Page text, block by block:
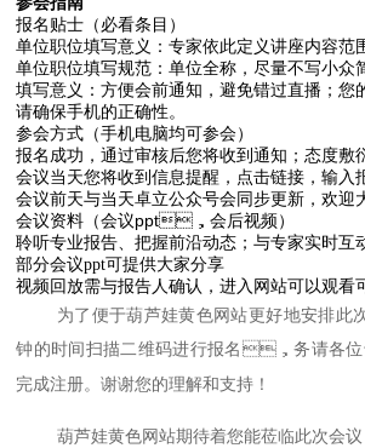
报名贴士（必看条目）
单位职位填写意义：专家依此定义讲座内容范围
单位职位填写规范：单位全称，尽量不写小众简
填写意义：方便会前通知，避免错过直播；您
请确保手机的正确性。
参会方式（手机电脑均可参会）
报名成功，通过审核后您将收到通知；态度敷
会议当天您将收到信息提醒，点击链接，输入
会议前天与当天卓立公众号会同步更新，欢迎大家
会议资料（会议ppt，会后视频）
聆听专业报告、把握前沿动态；与专家实时互动
部分会议ppt可提供大家分享
视频回放需与报告人确认，进入网站可以观看
为了便于葫芦娃黄色网站更好地安排此次
钟的时间扫描二维码进行报名 ，务请各位
完成注册。谢谢您的理解和支持！
葫芦娃黄色网站期待着您能莅临此次会议